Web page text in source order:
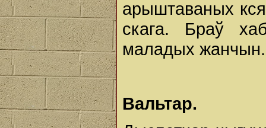
арыштаваных
скага. Браў
маладых жанчын.
Вальтар.